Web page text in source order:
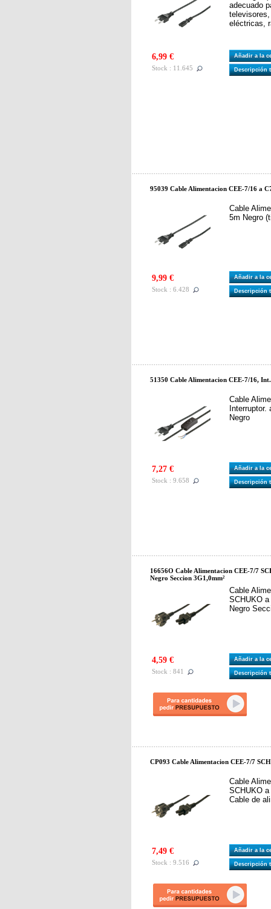
adecuado
eléctricas,
6,99 €
Stock : 11.645
Añadir a la
Descripción
95039 Cable Alimentacion CEE-7/16 a
Cable
5m Negro
9,99 €
Stock : 6.428
Añadir a la
Descripción
51350 Cable Alimentacion CEE-7/16,
Cable
Negro
7,27 €
Stock : 9.658
Añadir a la
Descripción
16656O Cable Alimentacion CEE-7/7
Negro Seccion 3G1,0mm²
Cable
SCHUKO
Negro
4,59 €
Stock : 841
Añadir a la
Descripción
CP093 Cable Alimentacion CEE-7/7
Cable
SCHUKO
Cable de
7,49 €
Stock : 9.516
Añadir a la
Descripción